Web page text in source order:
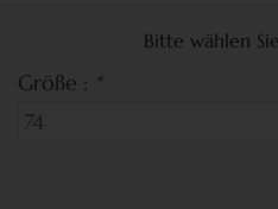
Bitte wählen
Größe : *